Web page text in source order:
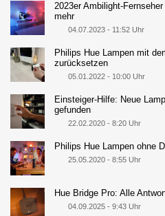
2023er Ambilight-
mehr
04.07.2023 - 11:52 Uhr
Philips Hue Lampen mit
zurücksetzen
05.01.2022 - 10:00 Uhr
Einsteiger-Hilfe: Neue
gefunden
22.02.2020 - 8:20 Uhr
Philips Hue Lampen ohne
25.05.2020 - 8:55 Uhr
Hue Bridge Pro: Alle
04.09.2025 - 9:43 Uhr